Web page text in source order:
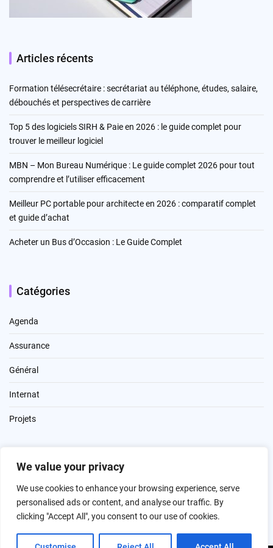
We value your privacy
We use cookies to enhance your browsing experience, serve
personalised ads or content, and analyse our traffic. By
clicking "Accept All", you consent to our use of cookies.
Articles récents
Formation télésecrétaire : secrétariat au téléphone, études, salaire,
débouchés et perspectives de carrière
Top 5 des logiciels SIRH & Paie en 2026 : le guide complet pour
trouver le meilleur logiciel
MBN – Mon Bureau Numérique : Le guide complet 2026 pour tout
comprendre et l’utiliser efficacement
Meilleur PC portable pour architecte en 2026 : comparatif complet
et guide d’achat
Acheter un Bus d’Occasion : Le Guide Complet
Catégories
Agenda
Assurance
Général
Internat
Projets
Contact
Mentions légales